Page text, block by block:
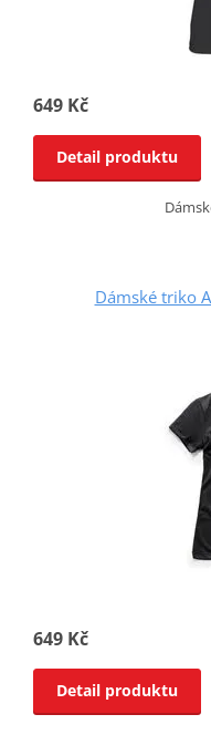
649 Kč
Detail produktu
Dámské triko
649 Kč
Detail produktu